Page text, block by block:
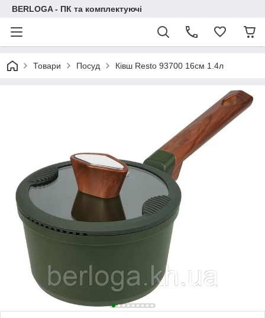
BERLOGA - ПК та комплектуючі
Товари Посуд Ківш Resto 93700 16см 1.4л